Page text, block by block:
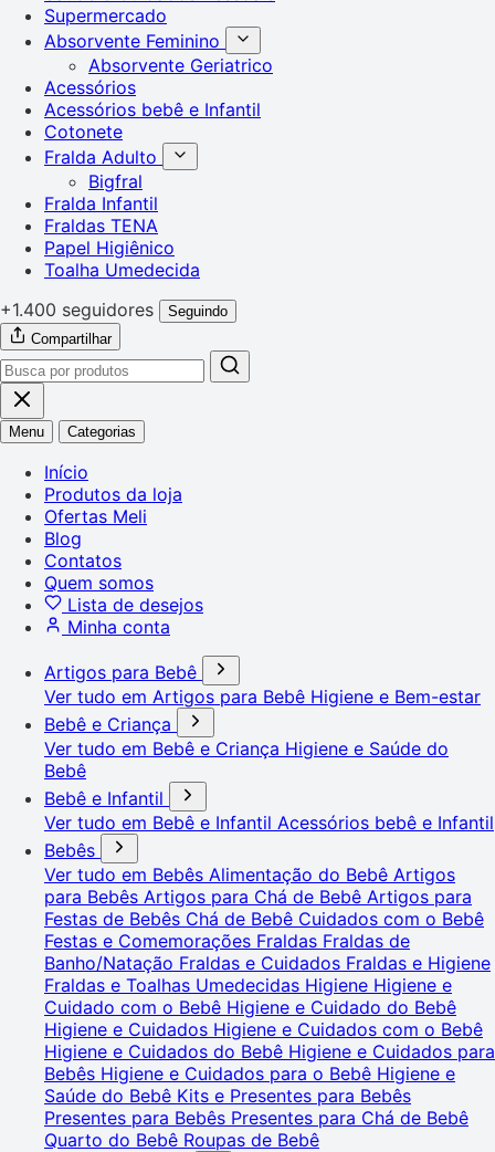
Supermercado
Absorvente Feminino
Absorvente Geriatrico
Acessórios
Acessórios bebê e Infantil
Cotonete
Fralda Adulto
Bigfral
Fralda Infantil
Fraldas TENA
Papel Higiênico
Toalha Umedecida
+1.400 seguidores
Seguindo
Compartilhar
Menu Categorias
Início
Produtos da loja
Ofertas Meli
Blog
Contatos
Quem somos
Lista de desejos
Minha conta
Artigos para Bebê
Ver tudo em Artigos para Bebê Higiene e Bem-estar
Bebê e Criança
Ver tudo em Bebê e Criança Higiene e Saúde do
Bebê
Bebê e Infantil
Ver tudo em Bebê e Infantil Acessórios bebê e Infantil
Bebês
Ver tudo em Bebês Alimentação do Bebê Artigos
para Bebês Artigos para Chá de Bebê Artigos para
Festas de Bebês Chá de Bebê Cuidados com o Bebê
Festas e Comemorações Fraldas Fraldas de
Banho/Natação Fraldas e Cuidados Fraldas e Higiene
Fraldas e Toalhas Umedecidas Higiene Higiene e
Cuidado com o Bebê Higiene e Cuidado do Bebê
Higiene e Cuidados Higiene e Cuidados com o Bebê
Higiene e Cuidados do Bebê Higiene e Cuidados para
Bebês Higiene e Cuidados para o Bebê Higiene e
Saúde do Bebê Kits e Presentes para Bebês
Presentes para Bebês Presentes para Chá de Bebê
Quarto do Bebê Roupas de Bebê